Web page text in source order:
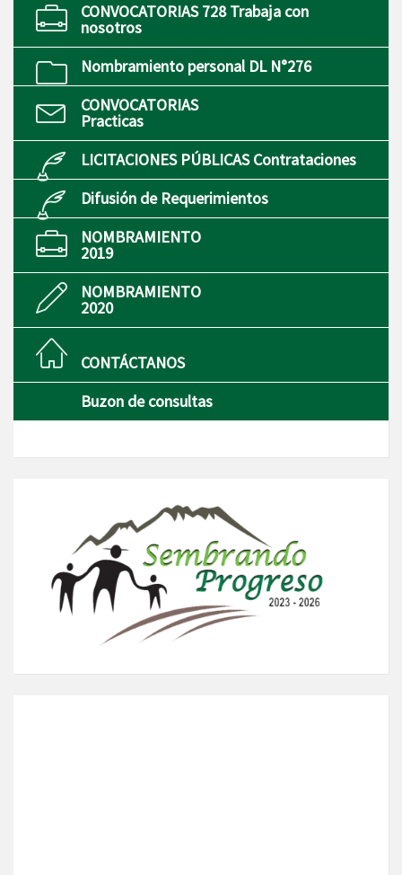
CONVOCATORIAS 728 Trabaja con
nosotros
Nombramiento personal DL N°276
CONVOCATORIAS
Practicas
LICITACIONES PÚBLICAS Contrataciones
Difusión de Requerimientos
NOMBRAMIENTO
2019
NOMBRAMIENTO
2020
CONTÁCTANOS
Buzon de consultas